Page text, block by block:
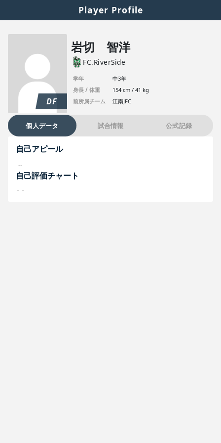
Player Profile
DF
岩切 智洋
FC.RiverSide
学年
中3年
身長 / 体重
154 cm / 41 kg
前所属チーム
江南JFC
個人データ 試合情報 公式記録
自己アピール
--
自己評価チャート
--